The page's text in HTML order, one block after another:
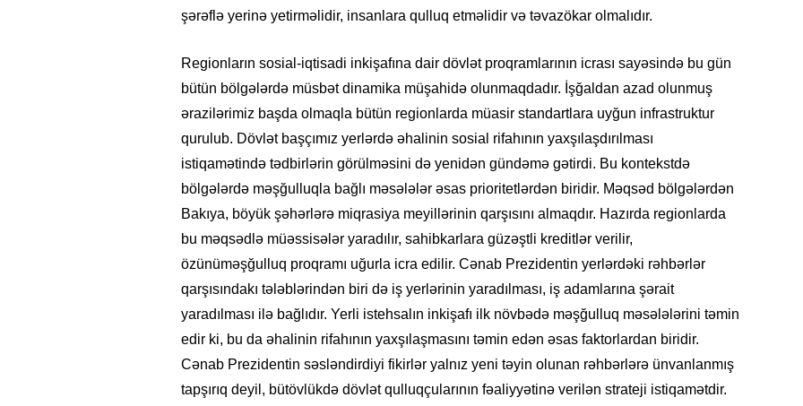
şərəflə yerinə yetirməlidir, insanlara qulluq etməlidir və təvazökar olmalıdır.
Regionların sosial-iqtisadi inkişafına dair dövlət proqramlarının icrası sayəsində bu gün
bütün bölgələrdə müsbət dinamika müşahidə olunmaqdadır. İşğaldan azad olunmuş
ərazilərimiz başda olmaqla bütün regionlarda müasir standartlara uyğun infrastruktur
qurulub. Dövlət başçımız yerlərdə əhalinin sosial rifahının yaxşılaşdırılması
istiqamətində tədbirlərin görülməsini də yenidən gündəmə gətirdi. Bu kontekstdə
bölgələrdə məşğulluqla bağlı məsələlər əsas prioritetlərdən biridir. Məqsəd bölgələrdən
Bakıya, böyük şəhərlərə miqrasiya meyillərinin qarşısını almaqdır. Hazırda regionlarda
bu məqsədlə müəssisələr yaradılır, sahibkarlara güzəştli kreditlər verilir,
özünüməşğulluq proqramı uğurla icra edilir. Cənab Prezidentin yerlərdəki rəhbərlər
qarşısındakı tələblərindən biri də iş yerlərinin yaradılması, iş adamlarına şərait
yaradılması ilə bağlıdır. Yerli istehsalın inkişafı ilk növbədə məşğulluq məsələlərini təmin
edir ki, bu da əhalinin rifahının yaxşılaşmasını təmin edən əsas faktorlardan biridir.
Cənab Prezidentin səsləndirdiyi fikirlər yalnız yeni təyin olunan rəhbərlərə ünvanlanmış
tapşırıq deyil, bütövlükdə dövlət qulluqçularının fəaliyyətinə verilən strateji istiqamətdir.